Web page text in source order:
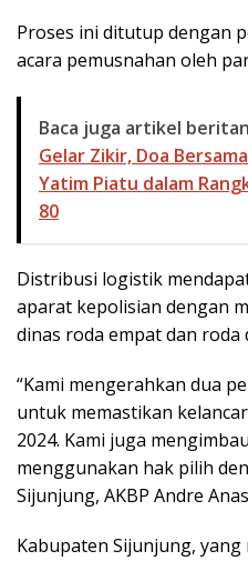
Proses ini ditutup dengan
acara pemusnahan oleh
Baca juga artikel
Gelar Zikir, Doa
Yatim Piatu dalam
80
Distribusi logistik
aparat kepolisian dengan
dinas roda empat dan roda
“Kami mengerahkan dua
untuk memastikan
2024. Kami juga
menggunakan hak pilih
Sijunjung, AKBP Andre
Kabupaten Sijunjung, yang